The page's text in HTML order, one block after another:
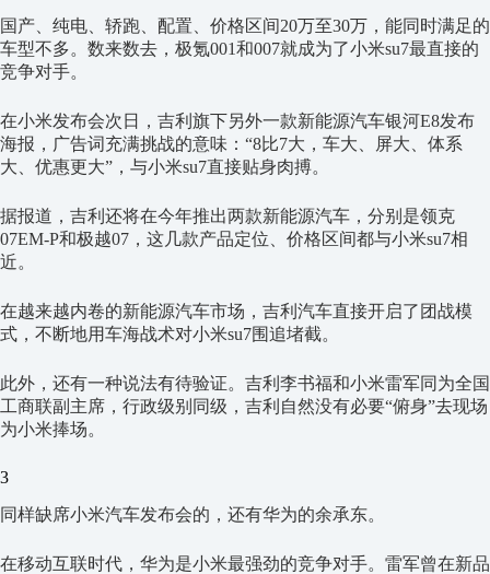
国产、纯电、轿跑、配置、价格区间20万至30万，能同时满足的
车型不多。数来数去，极氪001和007就成为了小米su7最直接的
竞争对手。
在小米发布会次日，吉利旗下另外一款新能源汽车银河E8发布
海报，广告词充满挑战的意味：“8比7大，车大、屏大、体系
大、优惠更大”，与小米su7直接贴身肉搏。
据报道，吉利还将在今年推出两款新能源汽车，分别是领克
07EM-P和极越07，这几款产品定位、价格区间都与小米su7相
近。
在越来越内卷的新能源汽车市场，吉利汽车直接开启了团战模
式，不断地用车海战术对小米su7围追堵截。
此外，还有一种说法有待验证。吉利李书福和小米雷军同为全国
工商联副主席，行政级别同级，吉利自然没有必要“俯身”去现场
为小米捧场。
3
同样缺席小米汽车发布会的，还有华为的余承东。
在移动互联时代，华为是小米最强劲的竞争对手。雷军曾在新品